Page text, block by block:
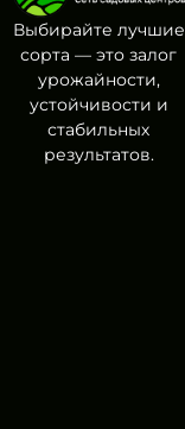
Выбирайте лучшие
сорта — это залог
урожайности,
устойчивости и
стабильных
результатов.